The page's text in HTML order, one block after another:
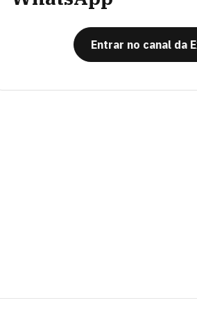
Entrar no canal da